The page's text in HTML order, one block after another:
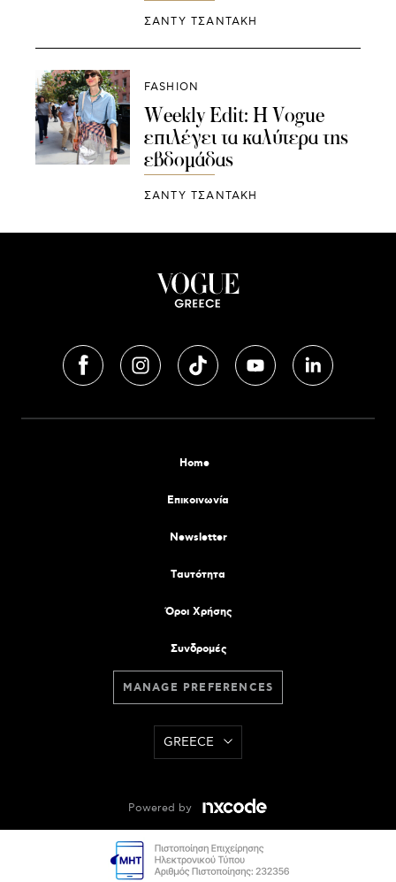
ΣΑΝΤΥ ΤΣΑΝΤΑΚΗ
FASHION
Weekly Edit: Η Vogue
επιλέγει τα καλύτερα της
εβδομάδας
ΣΑΝΤΥ ΤΣΑΝΤΑΚΗ
Home
Επικοινωνία
Newsletter
Tαυτότητα
Όροι Χρήσης
Συνδρομές
MANAGE PREFERENCES
GREECE
Powered by